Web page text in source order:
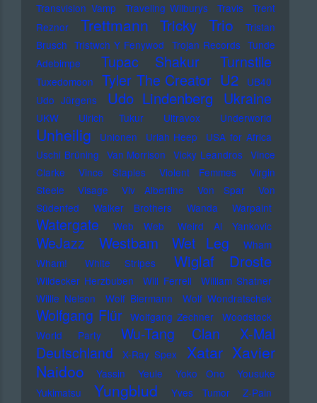
Transvision Vamp
Traveling Wilburys Travis
Trent
Reznor
Trettmann Tricky Trio
Tristan
Brusch Tristwch Y Fenywod Trojan Records Tunde
Adebimpe
Tupac Shakur Turnstile
Tuxedomoon Tyler The Creator U2
UB40
Udo Jürgens
Udo Lindenberg Ukraine
UKW Ulrich Tukur Ultravox Underworld
Unheilig Unionen Uriah Heep
USA for Africa
Uschi Brüning Van Morrison Vicky Leandros Vince
Clarke
Vince Staples Violent Femmes
Virgin
Steele
Visage Viv Albertine Von Spar
Von
Südenfed
Walker Brothers Wanda Warpaint
Watergate Web Web Weird Al Yankovic
WeJazz Westbam Wet Leg
Wham
Wham!
White Stripes Wiglaf Droste
Wildecker Herzbuben Will Ferrell
William Shatner
Willie Nelson
Wolf Biermann Wolf Wondratschek
Wolfgang Flür Wolfgang Zechner
Woodstock
World Party
Wu-Tang Clan
X-Mal
Deutschland
X-Ray Spex Xatar Xavier
Naidoo
Yassin Yeule Yoko Ono
Yousuke
Yukimatsu
Yungblud Yves Tumor Z-Pain